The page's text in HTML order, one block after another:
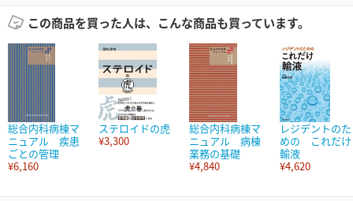
この商品を買った人は、こんな商品も買っています。
総合内科病棟マ
ニュアル 疾患
ごとの管理
¥6,160
ステロイドの虎
¥3,300
総合内科病棟マ
ニュアル 病棟
業務の基礎
¥4,840
レジデントのた
めの これだけ
輸液
¥4,620